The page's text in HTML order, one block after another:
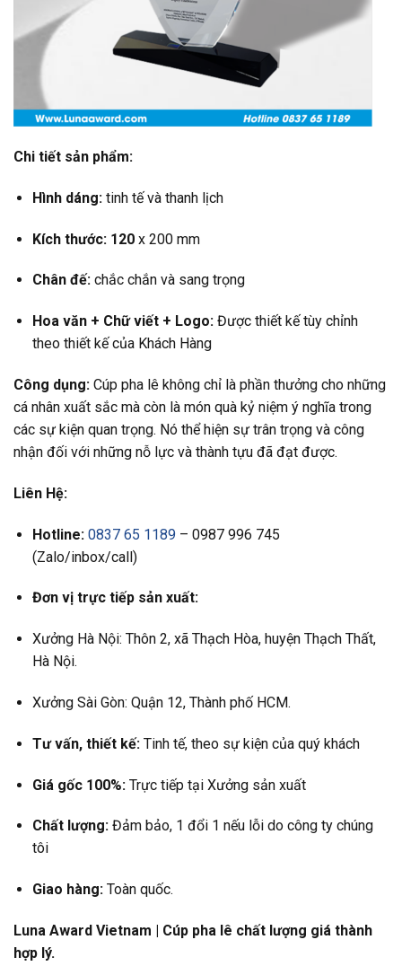
Chi tiết sản phẩm:
Hình dáng:tinh tế và thanh lịch
Kích thước: 120x 200 mm
Chân đế:chắc chắn và sang trọng
Hoa văn + Chữ viết + Logo:Được thiết kế tùy chỉnh
theo thiết kế của Khách Hàng
Công dụng: Cúp pha lê không chỉ là phần thưởng cho những
cá nhân xuất sắc mà còn là món quà kỷ niệm ý nghĩa trong
các sự kiện quan trọng. Nó thể hiện sự trân trọng và công
nhận đối với những nỗ lực và thành tựu đã đạt được.
Liên Hệ:
Hotline: 0837 65 1189– 0987 996 745
(Zalo/inbox/call)
Đơn vị trực tiếp sản xuất:
Xưởng Hà Nội: Thôn 2, xã Thạch Hòa, huyện Thạch Thất,
Hà Nội.
Xưởng Sài Gòn: Quận 12, Thành phố HCM.
Tư vấn, thiết kế:Tinh tế, theo sự kiện của quý khách
Giá gốc 100%:Trực tiếp tại Xưởng sản xuất
Chất lượng:Đảm bảo, 1 đổi 1 nếu lỗi do công ty chúng
tôi
Giao hàng:Toàn quốc.
Luna Award Vietnam | Cúp pha lê chất lượng giá thành
hợp lý.